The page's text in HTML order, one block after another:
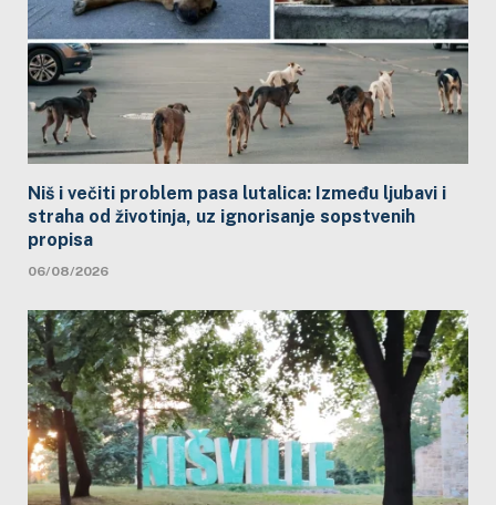
Niš i večiti problem pasa lutalica: Između ljubavi i
straha od životinja, uz ignorisanje sopstvenih
propisa
06/08/2026